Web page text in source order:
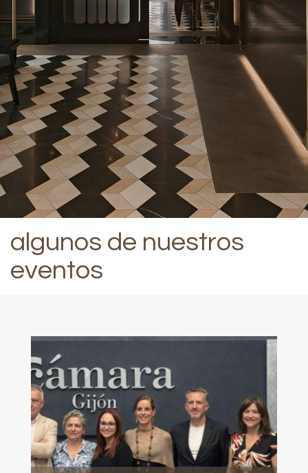
algunos de nuestros
eventos